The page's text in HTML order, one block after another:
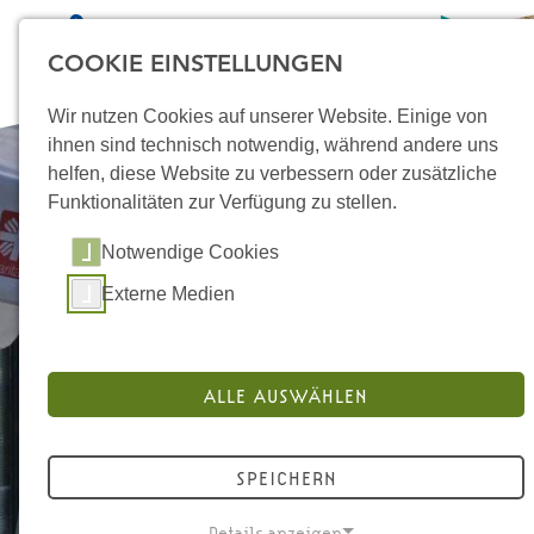
STARTSEITE
ÜBER UNS
MIKROPROJEKTE
MATERIALIEN
KONTAKT
COOKIE EINSTELLUNGEN
Wir nutzen Cookies auf unserer Website. Einige von
ihnen sind technisch notwendig, während andere uns
helfen, diese Website zu verbessern oder zusätzliche
Funktionalitäten zur Verfügung zu stellen.
Notwendige Cookies
Externe Medien
ALLE AUSWÄHLEN
SPEICHERN